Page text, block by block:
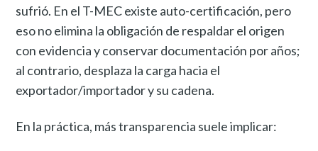
sufrió. En el T-MEC existe auto-certificación, pero
eso no elimina la obligación de respaldar el origen
con evidencia y conservar documentación por años;
al contrario, desplaza la carga hacia el
exportador/importador y su cadena.
En la práctica, más transparencia suele implicar: